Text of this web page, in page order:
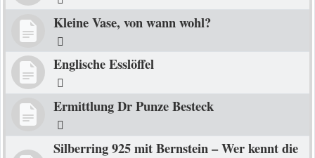
Kleine Vase, von wann wohl?
Englische Esslöffel
Ermittlung Dr Punze Besteck
Silberring 925 mit Bernstein – Wer kennt die